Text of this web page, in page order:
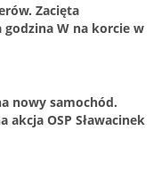
Zacięta
W na korcie w
nowy samochód.
akcja OSP Sławacinek